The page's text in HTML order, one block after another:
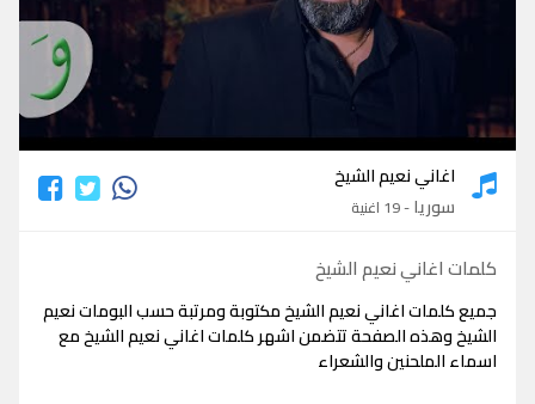
كلمات اغاني نعيم الشيخ
اغاني نعيم الشيخ
سوريا- 19 اغنية
كلمات اغاني نعيم الشيخ
جميع كلمات اغاني نعيم الشيخ مكتوبة ومرتبة حسب البومات نعيم
الشيخ وهذه الصفحة تتضمن اشهر كلمات اغاني نعيم الشيخ مع
اسماء الملحنين والشعراء